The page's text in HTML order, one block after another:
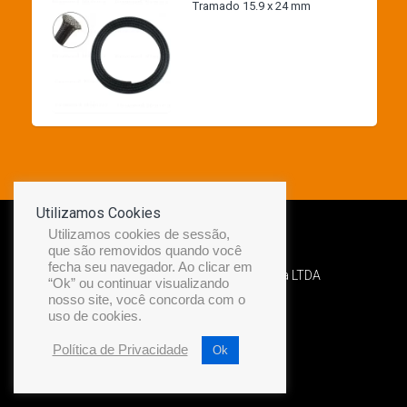
Tramado 15.9 x 24 mm
Desenvolvido por Diamond Náutica LTDA
Utilizamos Cookies
Utilizamos cookies de sessão,
que são removidos quando você
fecha seu navegador. Ao clicar em
“Ok” ou continuar visualizando
nosso site, você concorda com o
uso de cookies.
Política de Privacidade Ok